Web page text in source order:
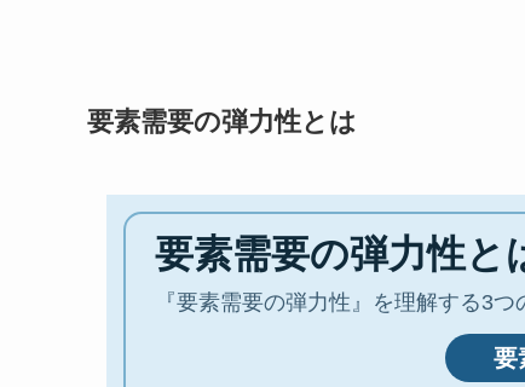
要素需要の弾力性とは